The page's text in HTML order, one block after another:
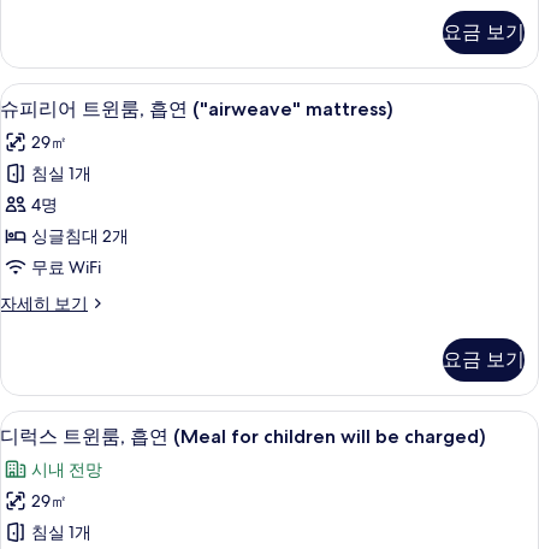
("airweave"
mattress)
사
진
모
두
보
기
트
윈
룸,
금
연
("airweave"
mattress)
자
세
히
보
기
요금 보기
슈
피
리
어
트
윈
흡
("airweave"
mattress)
사
진
모
두
고급 침구, 암막 커튼, 방음 설비, 다리
9
슈피리어 트윈룸, 흡연 ("airweave" mattress)
29㎡
침실 1개
4명
싱글침대 2개
무료 WiFi
자세히 보기
슈
트
윈
룸,
흡
연
("airweave"
mattress)
자
요금 보기
디
럭
스
트
고급 침구, 암막 커튼, 방음 설비, 다리
9
디럭스 트윈룸, 흡연 (Meal for children will be charged)
시내 전망
29㎡
침실 1개